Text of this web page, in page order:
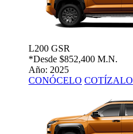
L200 GSR
*Desde $852,400 M.N.
Año: 2025
CONÓCELO COTÍZALO